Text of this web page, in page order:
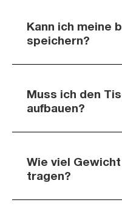
Kann ich meine
speichern?
Muss ich den
aufbauen?
Wie viel
tragen?